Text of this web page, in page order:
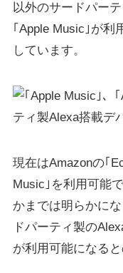
以外のサードパー
｢Apple Music｣が利
しています。
現在はAmazonの｢
Music｣を利用可能
かまでは明らかに
ドパーティ製の
が利用可能になると